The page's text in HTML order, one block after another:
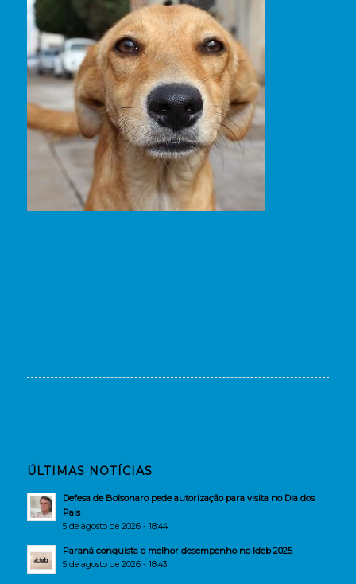
ÚLTIMAS NOTÍCIAS
Defesa de Bolsonaro pede autorização para visita no Dia dos
Pais
5 de agosto de 2026 - 18:44
Paraná conquista o melhor desempenho no Ideb 2025
5 de agosto de 2026 - 18:43